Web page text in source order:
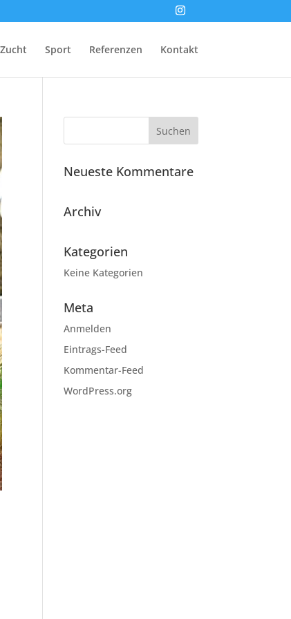
Zucht Sport Referenzen Kontakt
Neueste Kommentare
Archiv
Kategorien
Keine Kategorien
Meta
Anmelden
Eintrags-Feed
Kommentar-Feed
WordPress.org